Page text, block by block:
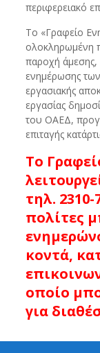
περιφερειακό
Το «Γραφείο
ολοκληρωμένη
παροχή άμεσης,
ενημέρωσης
εργασιακής
εργασίας
του ΟΑΕΔ,
επιταγής
Το
τηλ. 2310-
πολίτες
κοντά,
οποίο
για